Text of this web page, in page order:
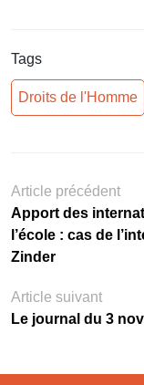
Tags
Droits de l'Homme
Article précédent
Apport des
l’école : cas de
Zinder
Article suivant
Le journal du 3